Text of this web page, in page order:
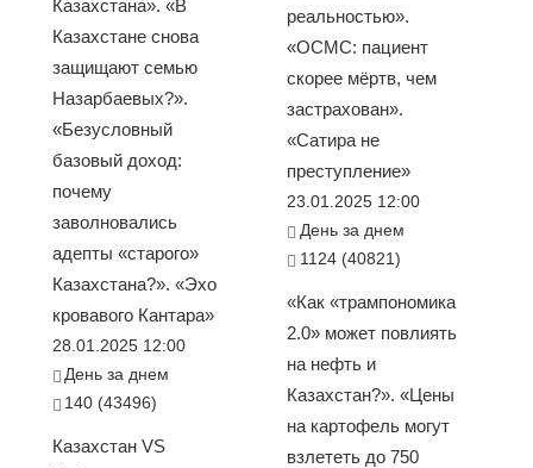
Казахстана». «В
Казахстане снова
защищают семью
Назарбаевых?».
«Безусловный
базовый доход:
почему
заволновались
адепты «старого»
Казахстана?». «Эхо
кровавого Кантара»
28.01.2025 12:00
День за днем
140 (43496)
Казахстан VS
реальностью».
«ОСМС: пациент
скорее мёртв, чем
застрахован».
«Сатира не
преступление»
23.01.2025 12:00
День за днем
1124 (40821)
«Как «трампономика
2.0» может повлиять
на нефть и
Казахстан?». «Цены
на картофель могут
взлететь до 750